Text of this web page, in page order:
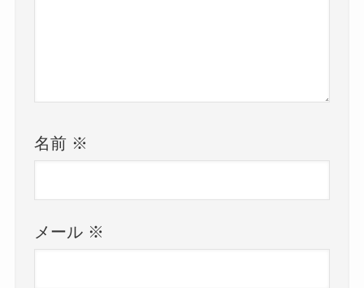
名前 ※
メール ※